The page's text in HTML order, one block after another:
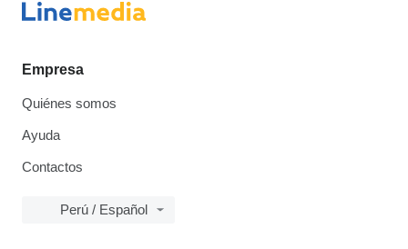
Empresa
Quiénes somos
Ayuda
Contactos
Perú / Español